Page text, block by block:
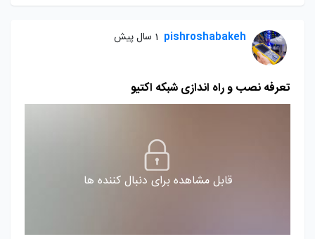
pishroshabakeh 1 سال پیش
تعرفه نصب و راه اندازی شبکه اکتیو
قابل مشاهده برای دنبال کننده ها